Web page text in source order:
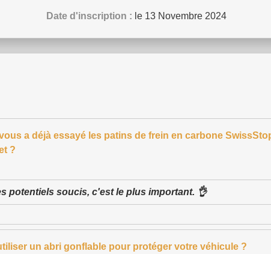
Date d'inscription : le 13 Novembre 2024
a déjà essayé les patins de frein en carbone
?
potentiels soucis, c'est le plus important. 👌
un abri gonflable pour protéger votre véhicule ?